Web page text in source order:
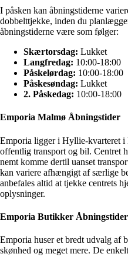
I påsken kan åbningstiderne
dobbelttjekke, inden du
åbningstiderne være som følger:
Skærtorsdag: Lukket
Langfredag: 10:00-18:00
Påskelørdag: 10:00-18:00
Påskesøndag: Lukket
2. Påskedag: 10:00-18:00
Emporia Malmø Åbningstider
Emporia ligger i Hyllie-kvarteret
offentlig transport og bil. Centret
nemt komme dertil uanset
kan variere afhængigt af særlige
anbefales altid at tjekke centrets
oplysninger.
Emporia Butikker Åbningstider
Emporia huser et bredt udvalg af
skønhed og meget mere. De